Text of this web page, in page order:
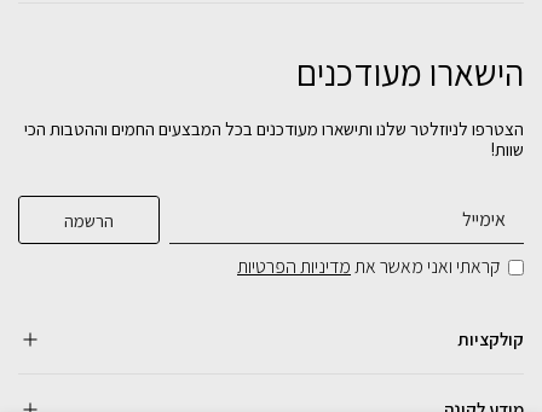
הישארו מעודכנים
הצטרפו לניוזלטר שלנו ותישארו מעודכנים בכל המבצעים החמים וההטבות הכי
שוות!
קראתי ואני מאשר אתמדיניות הפרטיות
קולקציות